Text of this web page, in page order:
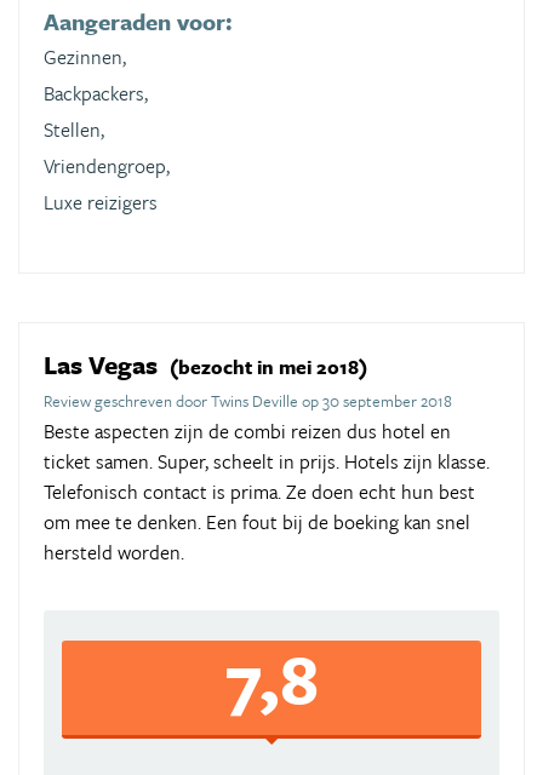
Aangeraden voor:
Gezinnen,
Backpackers,
Stellen,
Vriendengroep,
Luxe reizigers
Las Vegas (bezocht in mei 2018)
Review geschreven door Twins Deville op 30 september 2018
Beste aspecten zijn de combi reizen dus hotel en
ticket samen. Super, scheelt in prijs. Hotels zijn klasse.
Telefonisch contact is prima. Ze doen echt hun best
om mee te denken. Een fout bij de boeking kan snel
hersteld worden.
7,8